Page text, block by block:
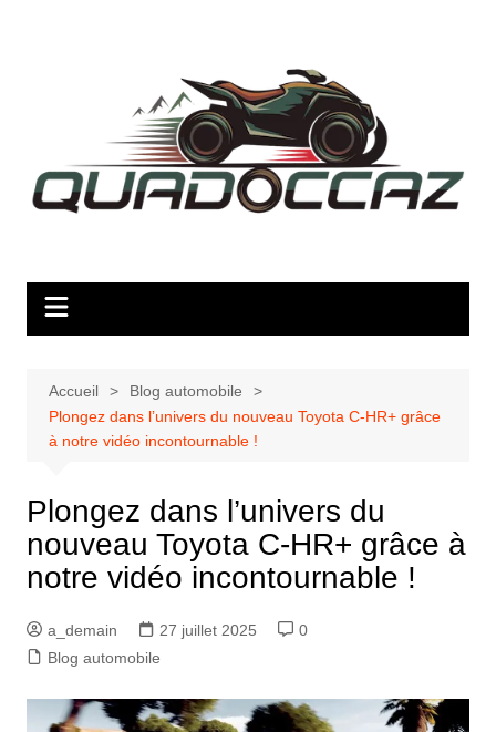
Accueil
Blog automobile
Plongez dans l’univers du nouveau Toyota C-HR+ grâce
à notre vidéo incontournable !
Plongez dans l’univers du
nouveau Toyota C-HR+ grâce à
notre vidéo incontournable !
a_demain 27 juillet 2025
0
Blog automobile